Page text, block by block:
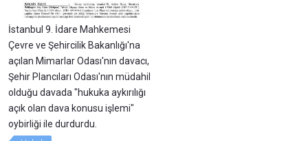
İstanbul 9. İdare Mahkemesi
Çevre ve Şehircilik Bakanlığı'na
açılan Mimarlar Odası'nın davacı,
Şehir Plancıları Odası'nın müdahil
olduğu davada "hukuka aykırılığı
açık olan dava konusu işlemi"
oybirliği ile durdurdu.